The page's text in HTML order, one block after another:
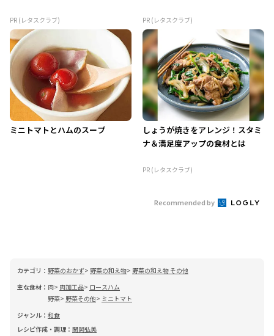
PR (レタスクラブ) PR (レタスクラブ)
ミニトマトとハムのスープ
しょうが焼きをアレンジ！スタミ
ナ＆満足度アップの食材とは
PR (レタスクラブ)
Recommended by
カテゴリ： 野菜のおかず 野菜の和え物
野菜の和え物 その他
主な食材： 肉 肉加工品
ロースハム
野菜
野菜その他
ミニトマト
ジャンル： 和食
レシピ作成・調理： 関岡弘美